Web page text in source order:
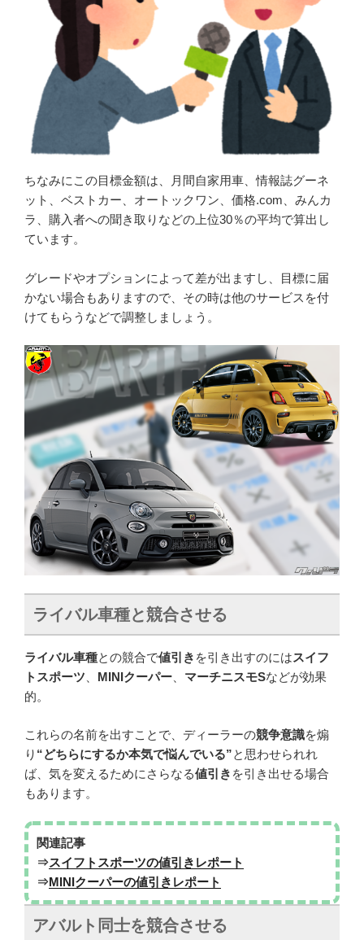
ちなみにこの目標金額は、月間自家用車、情報誌グーネ
ット、ベストカー、オートックワン、価格.com、みんカ
ラ、購入者への聞き取りなどの上位30％の平均で算出し
ています。
グレードやオプションによって差が出ますし、目標に届
かない場合もありますので、その時は他のサービスを付
けてもらうなどで調整しましょう。
ライバル車種と競合させる
ライバル車種との競合で値引き を引き出すのにはスイフ
トスポーツ
MINIクーパー マーチニスモSなどが効果
的。
これらの名前を出すことで、ディーラーの競争意識を煽
り “どちらにするか本気で悩んでいる”と思わせられれ
ば、気を変えるためにさらなる値引き を引き出せる場合
もあります。
関連記事
⇒スイフトスポーツの値引きレポート
⇒MINIクーパーの値引きレポート
アバルト同士を競合させる